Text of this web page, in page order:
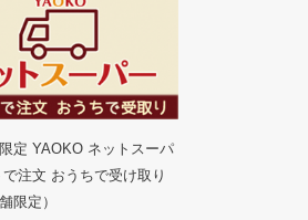
定 YAOKO ネットスーパ
注文 おうちで受け取り
限定）